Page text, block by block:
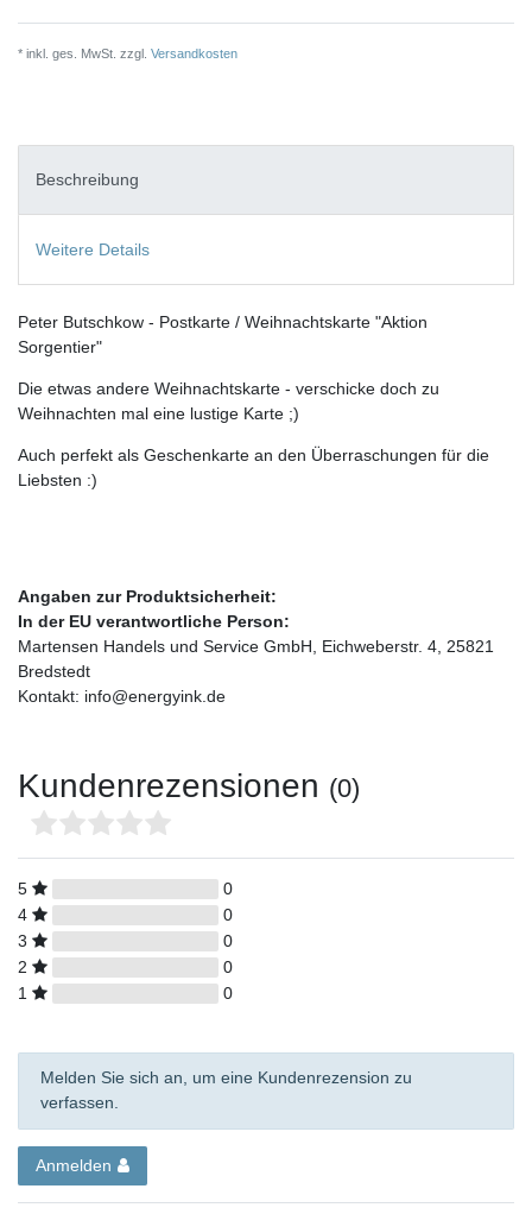
* inkl. ges. MwSt. zzgl. Versandkosten
Beschreibung
Weitere Details
Peter Butschkow - Postkarte / Weihnachtskarte "Aktion
Sorgentier"
Die etwas andere Weihnachtskarte - verschicke doch zu
Weihnachten mal eine lustige Karte ;)
Auch perfekt als Geschenkarte an den Überraschungen für die
Liebsten :)
Angaben zur Produktsicherheit:
In der EU verantwortliche Person:
Martensen Handels und Service GmbH, Eichweberstr. 4, 25821
Bredstedt
Kontakt: info@energyink.de
Kundenrezensionen (0)
5
0
4
0
3
0
2
0
1
0
Melden Sie sich an, um eine Kundenrezension zu
verfassen.
Anmelden